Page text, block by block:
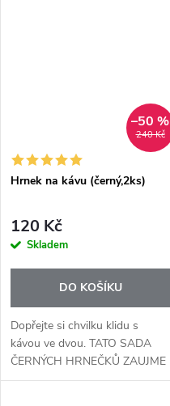
240 Kč
–50 %
Hrnek na kávu (černý,2ks)
120 Kč
Skladem
DO KOŠÍKU
Dopřejte si chvilku klidu s
kávou ve dvou. TATO SADA
ČERNÝCH HRNEČKŮ ZAUJME
NEJEN ELEGANTNÍM